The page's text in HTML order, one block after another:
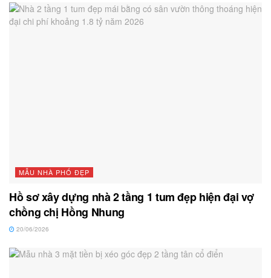
MẪU NHÀ PHỐ ĐẸP
Hồ sơ xây dựng nhà 2 tầng 1 tum đẹp hiện đại vợ
chồng chị Hồng Nhung
20/06/2026